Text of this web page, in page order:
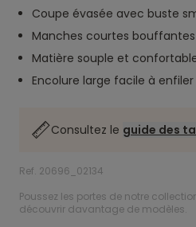
Coupe évasée avec buste
Manches courtes
Matière souple et
Encolure large facile à enfiler
Consultez le guide des
Ref. 20696_02134
Poussez les portes de notre
découvrir davantage de modèles.